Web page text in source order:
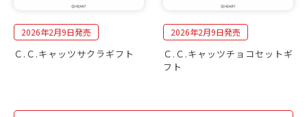
2026年2月9日発売
Ｃ.Ｃ.キャッツサクラギフト
2026年2月9日発売
Ｃ.Ｃ.キャッツチョコセットギ
フト